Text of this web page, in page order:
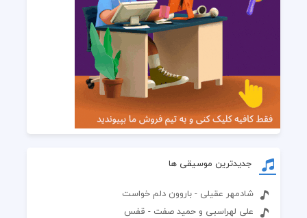
جدیدترین موسیقی ها
شادمهر عقیلی - باروون دلم خواست
علی لهراسبی و حمید صفت - قفس